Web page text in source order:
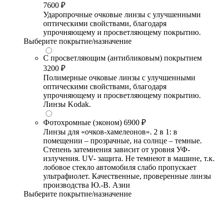
7600 ₽
Ударопрочные очковые линзы с улучшенными
оптическими свойствами, благодаря
упрочняющему и просветляющему покрытию.
Выберите покрытие/назначение
С просветляющим (антибликовым) покрытием
3200 ₽
Полимерные очковые линзы с улучшенными
оптическими свойствами, благодаря
упрочняющему и просветляющему покрытию.
Линзы Kodak.
Фотохромные (эконом) 6900 ₽
Линзы для «очков-хамелеонов». 2 в 1: в
помещении – прозрачные, на солнце – темные.
Степень затемнения зависит от уровня УФ-
излучения. UV- защита. Не темнеют в машине, т.к.
лобовое стекло автомобиля слабо пропускает
ультрафиолет. Качественные, проверенные линзы
производства Ю.-В. Азии
Выберите покрытие/назначение